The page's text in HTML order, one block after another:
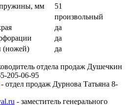
мм
51
произвольный
да
да
(ножей)
да
отдела продаж Душечкин
205-06-95
- отдел продаж Дурнова Татьяна 8-
- заместитель генерального